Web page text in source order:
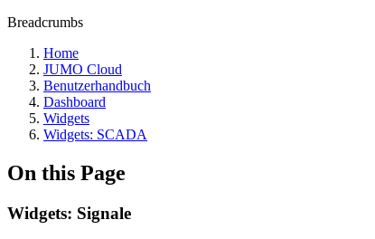
Breadcrumbs
Home
JUMO Cloud
Benutzerhandbuch
Dashboard
Widgets
Widgets: SCADA
On this Page
Widgets: Signale